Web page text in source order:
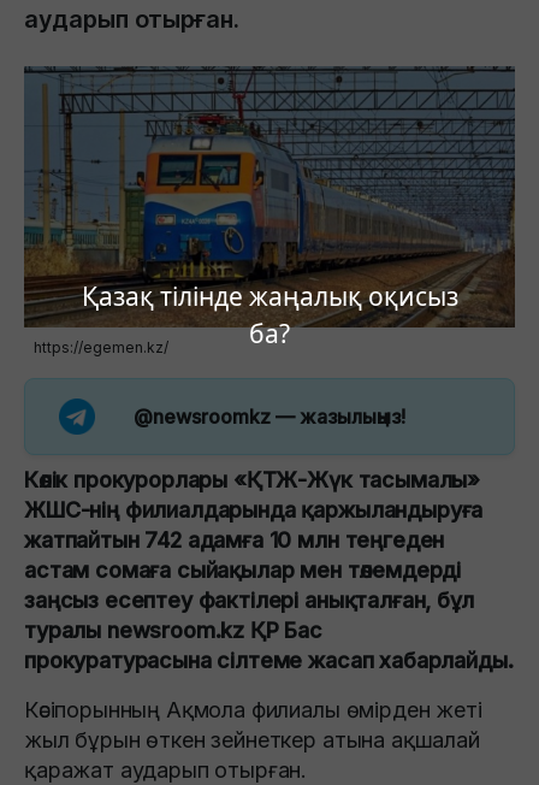
Қазақ тілінде жаңалық оқисыз
ба?
аударып отырған.
https://egemen.kz/
@newsroomkz — жазылыңыз!
Көлік прокурорлары «ҚТЖ-Жүк тасымалы»
ЖШС-нің филиалдарында қаржыландыруға
жатпайтын 742 адамға 10 млн теңгеден
астам сомаға сыйақылар мен төлемдерді
заңсыз есептеу фактілері анықталған, бұл
туралы newsroom.kz ҚР Бас
прокуратурасына сілтеме жасап хабарлайды.
Кәсіпорынның Ақмола филиалы өмірден жеті
жыл бұрын өткен зейнеткер атына ақшалай
қаражат аударып отырған.